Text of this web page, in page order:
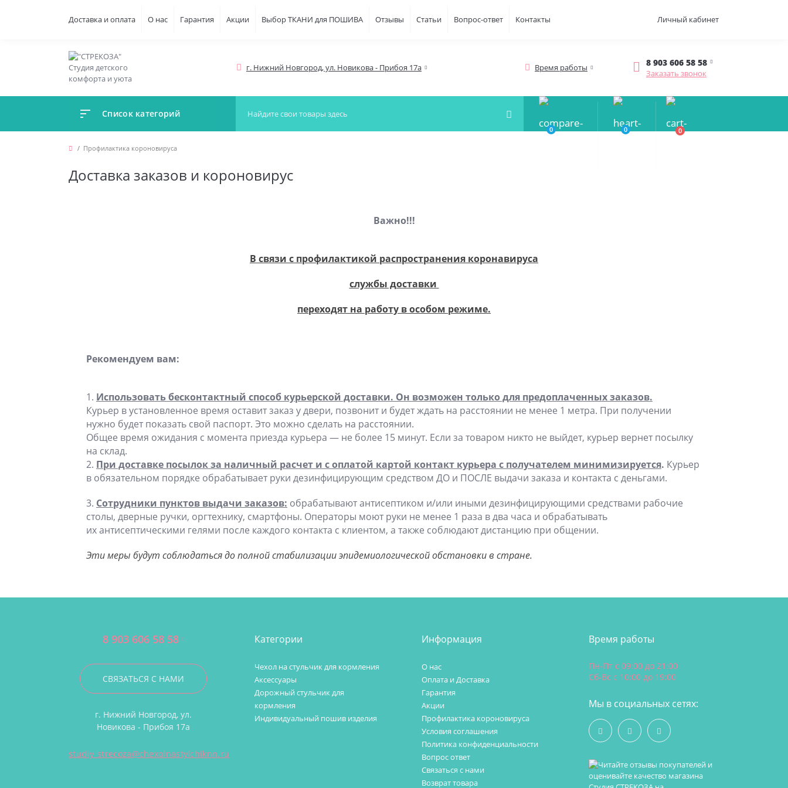
Доставка и оплата О нас Гарантия Акции Выбор ТКАНИ для ПОШИВА Отзывы Статьи Вопрос-ответ Контакты Личный кабинет
г. Нижний Новгород, ул. Новикова - Прибоя 17а Время работы 8 903 606 58 58
Заказать звонок
Список категорий
0 0 0
Профилактика короновируса
Доставка заказов и короновирус
Важно!!!
В связи с профилактикой распространения коронавируса
службы доставки
переходят на работу в особом режиме.
Рекомендуем вам:
1. Использовать бесконтактный способ курьерской доставки. Он возможен только для предоплаченных заказов.
Курьер в установленное время оставит заказ у двери, позвонит и будет ждать на расстоянии не менее 1 метра. При получении
нужно будет показать свой паспорт. Это можно сделать на расстоянии.
Общее время ожидания с момента приезда курьера — не более 15 минут. Если за товаром никто не выйдет, курьер вернет посылку
на склад.
2. При доставке посылок за наличный расчет и с оплатой картой контакт курьера с получателем минимизируется. Курьер
в обязательном порядке обрабатывает руки дезинфицирующим средством ДО и ПОСЛЕ выдачи заказа и контакта с деньгами.
3. Сотрудники пунктов выдачи заказов: обрабатывают антисептиком и/или иными дезинфицирующими средствами рабочие
столы, дверные ручки, оргтехнику, смартфоны. Операторы моют руки не менее 1 раза в два часа и обрабатывать
их антисептическими гелями после каждого контакта с клиентом, а также соблюдают дистанцию при общении.
Эти меры будут соблюдаться до полной стабилизации эпидемиологической обстановки в стране.
8 903 606 58 58
СВЯЗАТЬСЯ С НАМИ
г. Нижний Новгород, ул.
Новикова - Прибоя 17а
studiy_strecoza@chexolnastylchiknn.ru
Категории
Чехол на стульчик для кормления
Аксессуары
Дорожный стульчик для
кормления
Индивидуальный пошив изделия
Информация
О нас
Оплата и Доставка
Гарантия
Акции
Профилактика короновируса
Условия соглашения
Политика конфиденциальности
Вопрос ответ
Связаться с нами
Возврат товара
Время работы
Пн-Пт с 09:00 до 21:00
Сб-Вс с 10:00 до 19:00
Мы в социальных сетях: